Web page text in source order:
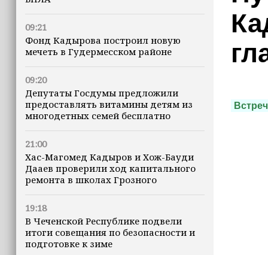
09:21
Фонд Кадырова построил новую
мечеть в Гудермесском районе
09:20
Депутаты Госдумы предложили
предоставлять витамины детям из
многодетных семей бесплатно
21:00
Хас-Магомед Кадыров и Хож-Бауди
Дааев проверили ход капитального
ремонта в школах Грозного
19:18
В Чеченской Республике подвели
итоги совещания по безопасности и
подготовке к зиме